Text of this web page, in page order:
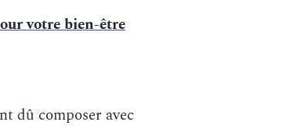
votre bien-être
dû composer avec